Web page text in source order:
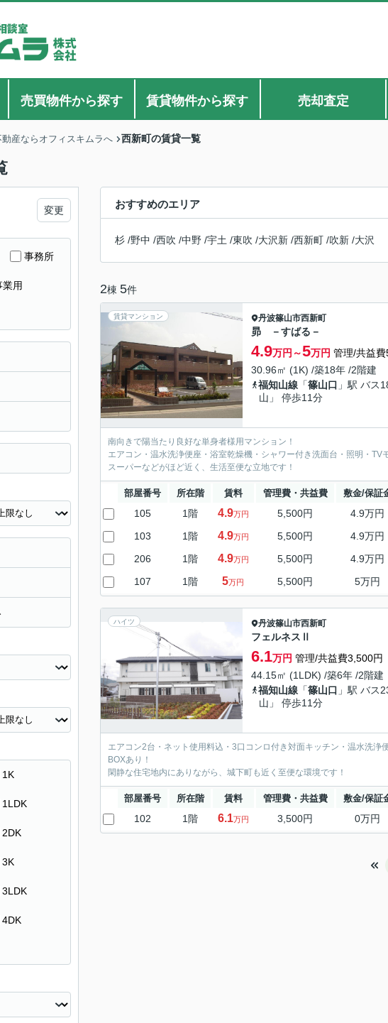
売買物件から探す 賃貸物件から探す 売却査定
産ならオフィスキムラへ 西新町の賃貸一覧
おすすめのエリア
杉 /野中 /西吹 /中野 /宇土 /東吹 /大沢新 /西新町 /吹新 /大沢
2棟 5件
賃貸マンション 丹波篠山市西新町
昴 －すばる－
4.9万円～5万円 管理/共益費
30.96㎡ (1K) /築18年 /2階建
福知山線 「篠山口 」駅 バス
山」 停歩11分
南向きで陽当たり良好な単身者様用マンション！
エアコン・温水洗浄便座・浴室乾燥機・シャワー付き洗面台・照明・TV
スーパーなどがほど近く、生活至便な立地です！
部屋番号 所在階 賃料 管理費・共益費 敷金/保証
105 1階 4.9万円 5,500円 4.9万円
103 1階 4.9万円 5,500円 4.9万円
206 1階 4.9万円 5,500円 4.9万円
107 1階 5万円 5,500円 5万円
ハイツ 丹波篠山市西新町
フェルネスⅡ
6.1万円 管理/共益費3,500円
44.15㎡ (1LDK) /築6年 /2階建
福知山線 「篠山口 」駅 バス
山」 停歩11分
エアコン2台・ネット使用料込・3口コンロ付き対面キッチン・温水洗
BOXあり！
閑静な住宅地内にありながら、城下町も近く至便な環境です！
部屋番号 所在階 賃料 管理費・共益費 敷金/保証
102 1階 6.1万円 3,500円 0万円
変更
事務所
業用
1K
1LDK
2DK
3K
3LDK
4DK